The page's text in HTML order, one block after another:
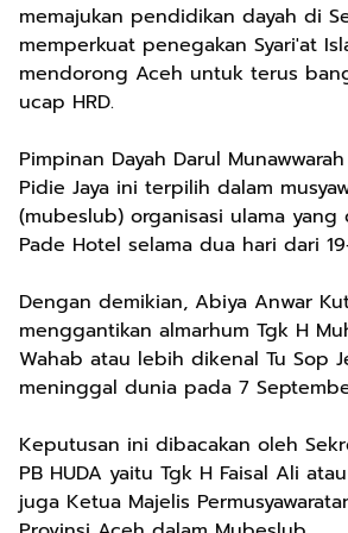
memajukan pendidikan dayah di
memperkuat penegakan Syari'at
mendorong Aceh untuk terus
ucap HRD.
Pimpinan Dayah Darul
Pidie Jaya ini terpilih dalam
(mubeslub) organisasi ulama
Pade Hotel selama dua hari dari
Dengan demikian, Abiya Anwar
menggantikan almarhum Tgk H
Wahab atau lebih dikenal Tu Sop
meninggal dunia pada 7
Keputusan ini dibacakan oleh
PB HUDA yaitu Tgk H Faisal Ali
juga Ketua Majelis